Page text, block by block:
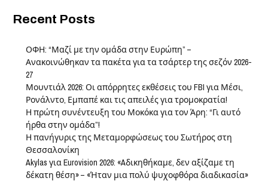
Recent Posts
ΟΦΗ: “Μαζί με την ομάδα στην Ευρώπη” –
Ανακοινώθηκαν τα πακέτα για τα τσάρτερ της σεζόν 2026-
27
Μουντιάλ 2026: Οι απόρρητες εκθέσεις του FBI για Μέσι,
Ρονάλντο, Εμπαπέ και τις απειλές για τρομοκρατία!
Η πρώτη συνέντευξη του Μοκόκα για τον Άρη: “Γι αυτό
ήρθα στην ομάδα”!
Η πανήγυρις της Μεταμορφώσεως του Σωτήρος στη
Θεσσαλονίκη
Akylas για Eurovision 2026: «Aδικηθήκαμε, δεν αξίζαμε τη
δέκατη θέση» – «Ήταν μια πολύ ψυχοφθόρα διαδικασία»